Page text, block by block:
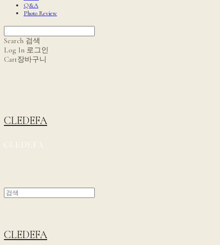
Q&A
Photo Review
Search 검색
Log In 로그인
Cart장바구니
CLEDEFA
CLEDEFA